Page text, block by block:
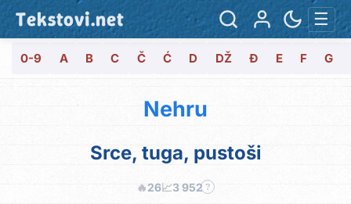
Tekstovi.net ☰
0-9 A B C Č Ć D DŽ Đ E F G
Nehru
Srce, tuga, pustoši
🔥26📈3 952 ?